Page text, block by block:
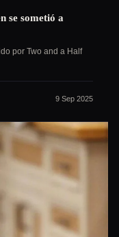
se sometió a
por Two and a Half
9 Sep 2025